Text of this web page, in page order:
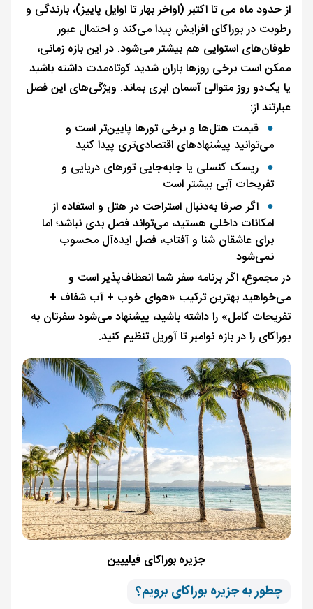
از حدود ماه می تا اکتبر (اواخر بهار تا اوایل پاییز)، بارندگی و
رطوبت در بوراکای افزایش پیدا می‌کند و احتمال عبور
طوفان‌های استوایی هم بیشتر می‌شود. در این بازه زمانی،
ممکن است برخی روزها باران شدید کوتاه‌مدت داشته باشید
یا یک‌دو روز متوالی آسمان ابری بماند. ویژگی‌های این فصل
عبارتند از:
قیمت هتل‌ها و برخی تورها پایین‌تر است و
می‌توانید پیشنهادهای اقتصادی‌تری پیدا کنید
ریسک کنسلی یا جابه‌جایی تورهای دریایی و
تفریحات آبی بیشتر است
اگر صرفا به‌دنبال استراحت در هتل و استفاده از
امکانات داخلی هستید، می‌تواند فصل بدی نباشد؛ اما
برای عاشقان شنا و آفتاب، فصل ایده‌آل محسوب
نمی‌شود
در مجموع، اگر برنامه سفر شما انعطاف‌پذیر است و
می‌خواهید بهترین ترکیب «هوای خوب + آب شفاف +
تفریحات کامل» را داشته باشید، پیشنهاد می‌شود سفرتان به
بوراکای را در بازه نوامبر تا آوریل تنظیم کنید.
جزیره بوراکای فیلیپین
چطور به جزیره بوراکای برویم؟